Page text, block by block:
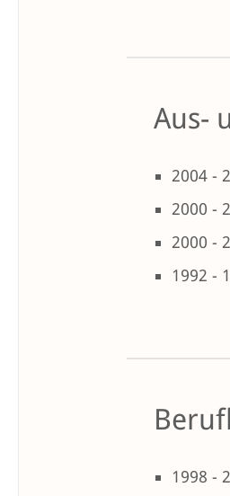
Aus-
2004 -
2000 -
2000 -
1992 -
1998 -